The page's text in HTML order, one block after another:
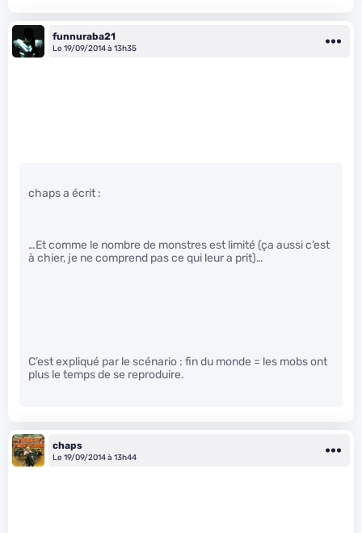
funnuraba21
Le 19/09/2014 à 13h35
chaps a écrit :
…Et comme le nombre de monstres est limité (ça aussi c’est
à chier, je ne comprend pas ce qui leur a prit)…
C’est expliqué par le scénario : fin du monde = les mobs ont
plus le temps de se reproduire.
chaps
Le 19/09/2014 à 13h44